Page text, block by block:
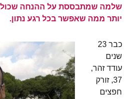
שלמה שמתבססת על ההנחה
יותר ממה שאפשר בכל רגע נתון.
כבר 23
שנים
עודד זהר,
37, זורק
חפצים